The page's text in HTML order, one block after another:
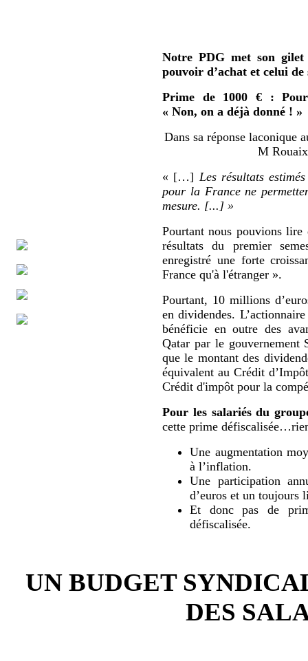
Notre PDG met son
pouvoir d’achat et celui de
Prime de 1000 € :
« Non, on a déjà donné ! »
Dans sa réponse laconique
M
« […] Les résultats
pour la France ne
mesure. [...] »
Pourtant nous pouvions lire
résultats du premier
enregistré une forte
France qu'à l'étranger ».
Pourtant, 10 millions
en dividendes.
bénéficie en outre des
Qatar par le gouvernement
que le montant des
équivalent au Crédit
Crédit d'impôt pour la
Pour les salariés du
cette prime
Une augmentation
à l’inflation.
Une participation
d’euros et un toujours
Et donc pas de
défiscalisée.
UN BUDGET
DES